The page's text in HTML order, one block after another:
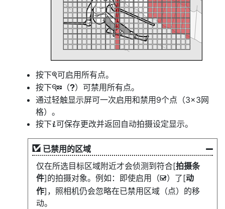
按下X可启用所有点。
按下W （Q）可禁用所有点。
通过轻触显示屏可一次启用和禁用9个点（3×3网
格）。
按下i可保存更改并返回自动拍摄设定显示。
已禁用的区域
仅在所选目标区域附近才会侦测到符合[拍摄条
件]的拍摄对象。例如：即使启用（M）了[动
作]，照相机仍会忽略在已禁用区域（点）的移
动。